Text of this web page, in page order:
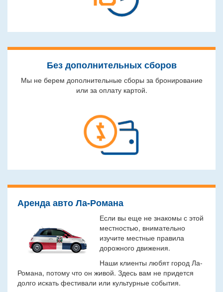
Без дополнительных сборов
Мы не берем дополнительные сборы за бронирование
или за оплату картой.
Аренда авто Ла-Романа
Если вы еще не знакомы с этой
местностью, внимательно
изучите местные правила
дорожного движения.
Наши клиенты любят город Ла-
Романа, потому что он живой. Здесь вам не придется
долго искать фестивали или культурные события.